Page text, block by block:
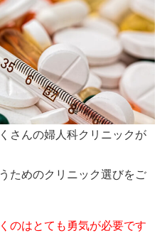
さんの婦人科クリニックが
ためのクリニック選びをご
のはとても勇気が必要です